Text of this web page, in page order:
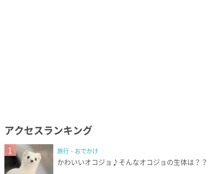
アクセスランキング
1 旅行・おでかけ
かわいいオコジョ♪そんなオコジョの生体は？？